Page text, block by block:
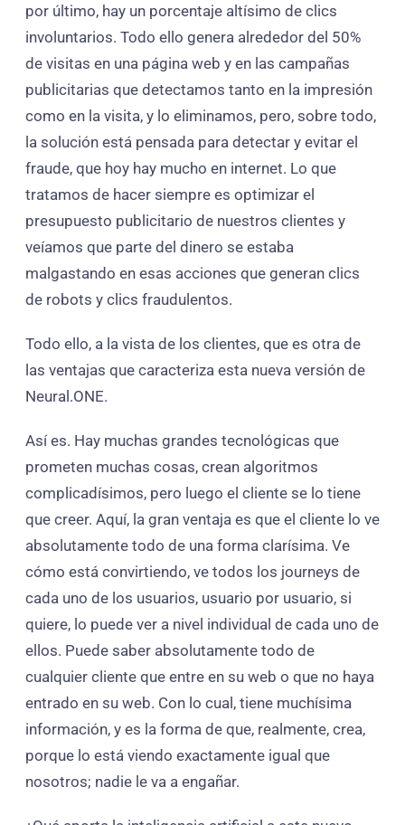
por último, hay un porcentaje altísimo de clics
involuntarios. Todo ello genera alrededor del 50%
de visitas en una página web y en las campañas
publicitarias que detectamos tanto en la impresión
como en la visita, y lo eliminamos, pero, sobre todo,
la solución está pensada para detectar y evitar el
fraude, que hoy hay mucho en internet. Lo que
tratamos de hacer siempre es optimizar el
presupuesto publicitario de nuestros clientes y
veíamos que parte del dinero se estaba
malgastando en esas acciones que generan clics
de robots y clics fraudulentos.
Todo ello, a la vista de los clientes, que es otra de
las ventajas que caracteriza esta nueva versión de
Neural.ONE.
Así es. Hay muchas grandes tecnológicas que
prometen muchas cosas, crean algoritmos
complicadísimos, pero luego el cliente se lo tiene
que creer. Aquí, la gran ventaja es que el cliente lo ve
absolutamente todo de una forma clarísima. Ve
cómo está convirtiendo, ve todos los journeys de
cada uno de los usuarios, usuario por usuario, si
quiere, lo puede ver a nivel individual de cada uno de
ellos. Puede saber absolutamente todo de
cualquier cliente que entre en su web o que no haya
entrado en su web. Con lo cual, tiene muchísima
información, y es la forma de que, realmente, crea,
porque lo está viendo exactamente igual que
nosotros; nadie le va a engañar.